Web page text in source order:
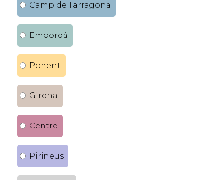
Camp de Tarragona
Empordà
Ponent
Girona
Centre
Pirineus